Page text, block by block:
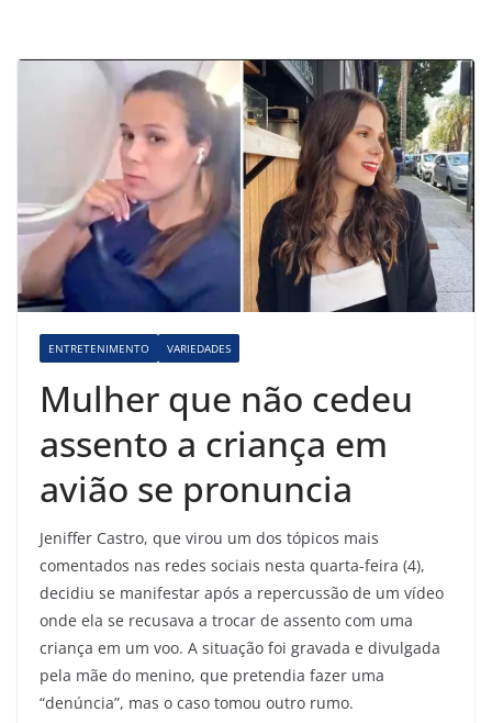
ENTRETENIMENTO VARIEDADES
Mulher que não cedeu
assento a criança em
avião se pronuncia
Jeniffer Castro, que virou um dos tópicos mais
comentados nas redes sociais nesta quarta-feira (4),
decidiu se manifestar após a repercussão de um vídeo
onde ela se recusava a trocar de assento com uma
criança em um voo. A situação foi gravada e divulgada
pela mãe do menino, que pretendia fazer uma
“denúncia”, mas o caso tomou outro rumo.